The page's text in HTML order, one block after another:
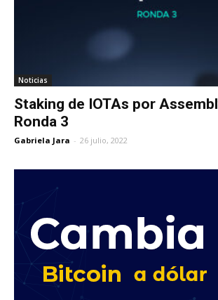
Noticias
Staking de IOTAs por
Ronda 3
Gabriela Jara - 26 julio, 2022